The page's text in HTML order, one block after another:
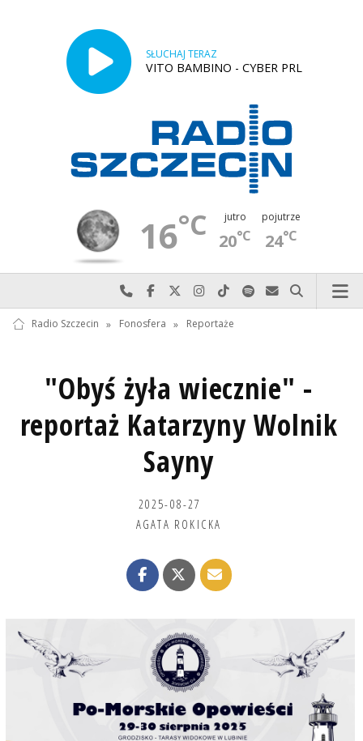
SŁUCHAJ TERAZ
VITO BAMBINO - CYBER PRL
16°C jutro
20°C
pojutrze
24°C
Najlepiej po prostu do nas zadzwoń
Odwiedź nas na Facebook-u
Odwiedź nas na X
Odwiedź nas na Instagram-ie
Odwiedź nas na TikTok-u
Szukaj nas na Spotify
Wyślij do nas
Szukaj
Radio Szczecin » Fonosfera » Reportaże
"Obyś żyła wiecznie" -
reportaż Katarzyny Wolnik
Sayny
2025-08-27
AGATA ROKICKA